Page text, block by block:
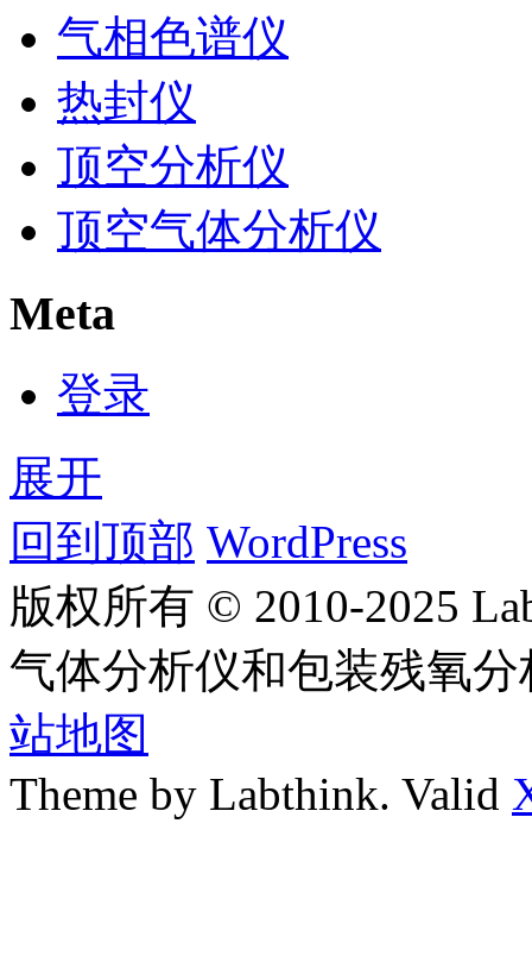
气相色谱仪
热封仪
顶空分析仪
顶空气体分析仪
Meta
登录
展开
回到顶部 WordPress
版权所有 © 2010-2025
气体分析仪和包装残氧
站地图
Theme by Labthink. Valid